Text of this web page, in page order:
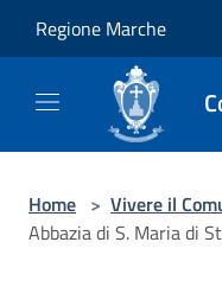
Regione Marche
Home > Vivere il
Abbazia di S. Maria di